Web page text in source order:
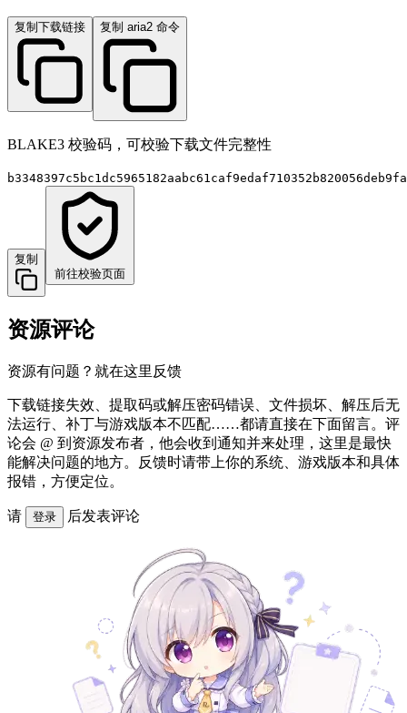
复制下载链接 复制 aria2 命令
BLAKE3 校验码，可校验下载文件完整性
复制
前往校验页面
资源评论
资源有问题？就在这里反馈
下载链接失效、提取码或解压密码错误、文件损坏、解压后无
法运行、补丁与游戏版本不匹配……都请直接在下面留言。评
论会 @ 到资源发布者，他会收到通知并来处理，这里是最快
能解决问题的地方。反馈时请带上你的系统、游戏版本和具体
报错，方便定位。
请 登录 后发表评论